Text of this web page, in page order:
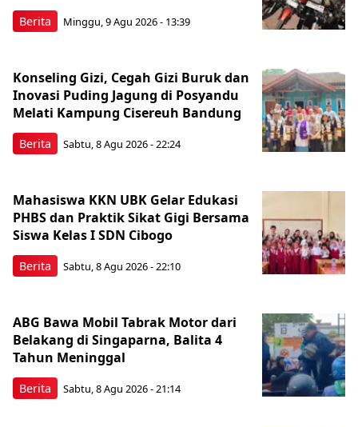
Berita Minggu, 9 Agu 2026 - 13:39
Berita
Konseling Gizi, Cegah Gizi Buruk dan
Inovasi Puding Jagung di Posyandu
Melati Kampung Cisereuh Bandung
Sabtu, 8 Agu 2026 - 22:24
Berita
Mahasiswa KKN UBK Gelar Edukasi
PHBS dan Praktik Sikat Gigi Bersama
Siswa Kelas I SDN Cibogo
Sabtu, 8 Agu 2026 - 22:10
Berita
ABG Bawa Mobil Tabrak Motor dari
Belakang di Singaparna, Balita 4
Tahun Meninggal
Sabtu, 8 Agu 2026 - 21:14